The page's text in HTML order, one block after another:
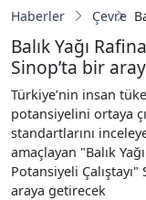
Haberler Çevre
Balık Yağı
Sinop’ta bir
Türkiye’nin insan
potansiyelini ortaya
standartlarını
amaçlayan "Balık
Potansiyeli
araya getirecek